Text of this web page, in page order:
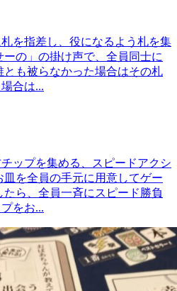
を指差し、役になるよう札を集
の」の掛け声で、全員同士に
も被らなかった場合はその札
合は...
ップを集める、スピードアクシ
皿を全員の手元に用意してゲー
ら、全員一斉にスピード勝負
をお...